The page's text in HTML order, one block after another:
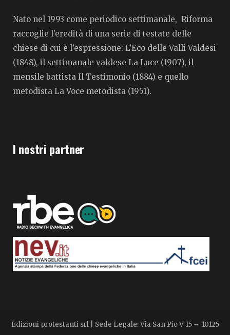
Nato nel 1993 come periodico settimanale, Riforma
raccoglie l’eredità di una serie di testate delle
chiese di cui è l’espressione: L’Eco delle Valli Valdesi
(1848), il settimanale valdese La Luce (1907), il
mensile battista Il Testimonio (1884) e quello
metodista La Voce metodista (1951).
I nostri partner
Edizioni protestanti srl | Sede Legale: Via San Pio V 15 – 10125